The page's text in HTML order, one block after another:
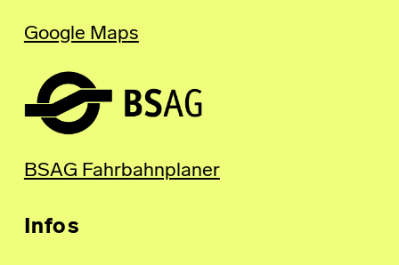
Google Maps
BSAG Fahrbahnplaner
Infos